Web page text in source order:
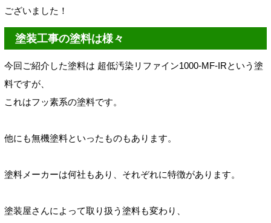
ございました！
塗装工事の塗料は様々
今回ご紹介した塗料は 超低汚染リファイン1000-MF-IRという塗
料ですが、
これはフッ素系の塗料です。
他にも無機塗料といったものもあります。
塗料メーカーは何社もあり、それぞれに特徴があります。
塗装屋さんによって取り扱う塗料も変わり、